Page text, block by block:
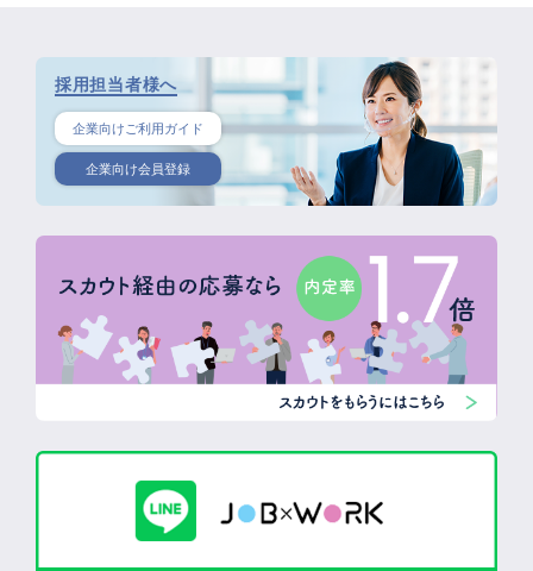
採用担当者様へ
企業向けご利用ガイド
企業向け会員登録